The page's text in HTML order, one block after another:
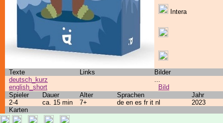
Intera
Texte Links
Bilder
deutsch_kurz
english_short
...
Bild
Spieler
Dauer Alter Sprachen
Jahr
2-4
ca. 15 min 7+ de en es fr it nl
2023
Karten